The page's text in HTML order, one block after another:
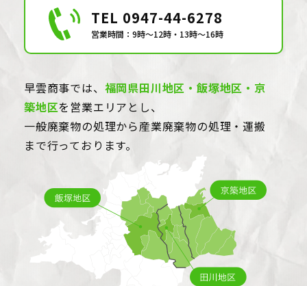
TEL 0947-44-6278
営業時間：9時〜12時・13時〜16時
早雲商事では、 福岡県田川地区・飯塚地区・京
築地区を営業エリアとし、
一般廃棄物の処理から産業廃棄物の処理・運搬
まで行っております。